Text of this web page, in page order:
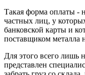
Такая форма оплаты -
частных лиц, у
банковской карты и
поставщиком металла
Для этого всего лишь
представлен